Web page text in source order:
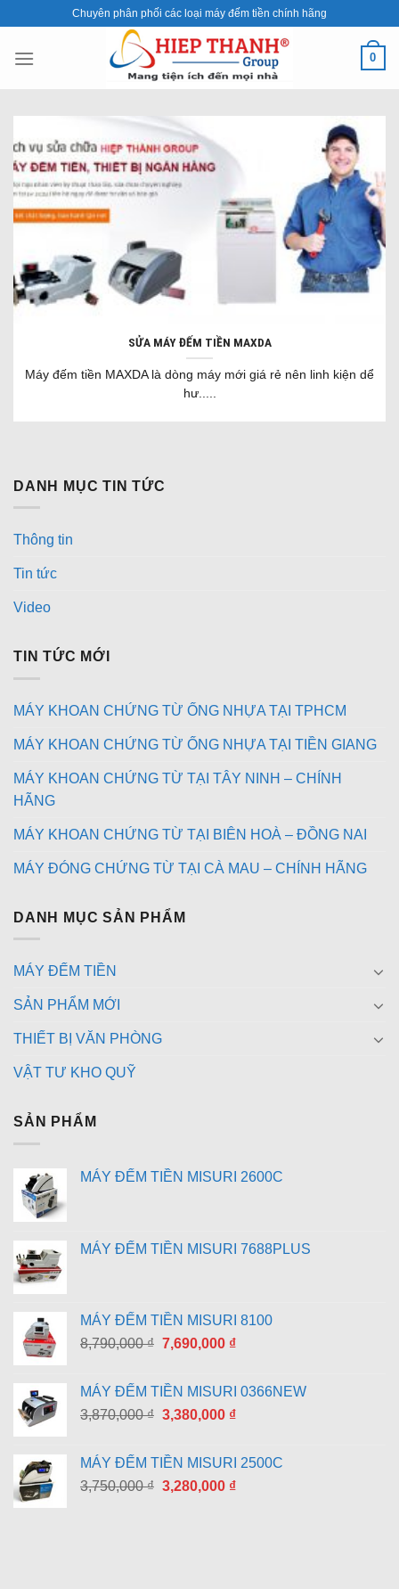
content
Chuyên phân phối các loại máy đếm tiền chính hãng
0
SỬA MÁY ĐẾM TIỀN MAXDA
Máy đếm tiền MAXDA là dòng máy mới giá rẻ nên linh kiện dể
hư.....
DANH MỤC TIN TỨC
Thông tin
Tin tức
Video
TIN TỨC MỚI
MÁY KHOAN CHỨNG TỪ ỐNG NHỰA TẠI TPHCM
MÁY KHOAN CHỨNG TỪ ỐNG NHỰA TẠI TIỀN GIANG
MÁY KHOAN CHỨNG TỪ TẠI TÂY NINH – CHÍNH
HÃNG
MÁY KHOAN CHỨNG TỪ TẠI BIÊN HOÀ – ĐỒNG NAI
MÁY ĐÓNG CHỨNG TỪ TẠI CÀ MAU – CHÍNH HÃNG
DANH MỤC SẢN PHẨM
MÁY ĐẾM TIỀN
SẢN PHẨM MỚI
THIẾT BỊ VĂN PHÒNG
VẬT TƯ KHO QUỸ
SẢN PHẨM
MÁY ĐẾM TIỀN MISURI 2600C
MÁY ĐẾM TIỀN MISURI 7688PLUS
MÁY ĐẾM TIỀN MISURI 8100
8,790,000₫ Giá
là:
8,790,000 ₫.
7,690,000 ₫Giá
là:
7,690,000 ₫.
MÁY ĐẾM TIỀN MISURI 0366NEW
3,870,000₫ Giá
là:
3,870,000 ₫.
3,380,000 ₫Giá
là:
3,380,000 ₫.
MÁY ĐẾM TIỀN MISURI 2500C
3,750,000₫ Giá
3,280,000 ₫Giá